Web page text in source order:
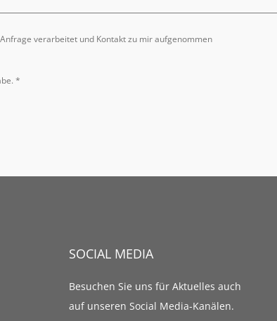
SOCIAL MEDIA
Besuchen Sie uns für Aktuelles auch
auf unseren Social Media-Kanälen.
verarbeitet und Kontakt zu mir aufgenommen
*